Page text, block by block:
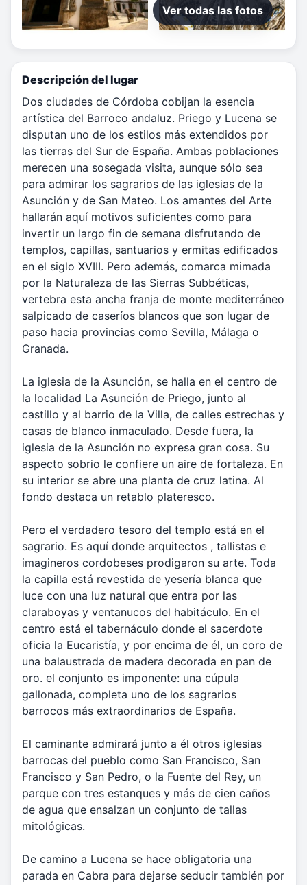
Ver todas las fotos
Descripción del lugar
Dos ciudades de Córdoba cobijan la esencia
artística del Barroco andaluz. Priego y Lucena se
disputan uno de los estilos más extendidos por
las tierras del Sur de España. Ambas poblaciones
merecen una sosegada visita, aunque sólo sea
para admirar los sagrarios de las iglesias de la
Asunción y de San Mateo. Los amantes del Arte
hallarán aquí motivos suficientes como para
invertir un largo fin de semana disfrutando de
templos, capillas, santuarios y ermitas edificados
en el siglo XVIII. Pero además, comarca mimada
por la Naturaleza de las Sierras Subbéticas,
vertebra esta ancha franja de monte mediterráneo
salpicado de caseríos blancos que son lugar de
paso hacia provincias como Sevilla, Málaga o
Granada.
La iglesia de la Asunción, se halla en el centro de
la localidad La Asunción de Priego, junto al
castillo y al barrio de la Villa, de calles estrechas y
casas de blanco inmaculado. Desde fuera, la
iglesia de la Asunción no expresa gran cosa. Su
aspecto sobrio le confiere un aire de fortaleza. En
su interior se abre una planta de cruz latina. Al
fondo destaca un retablo plateresco.
Pero el verdadero tesoro del templo está en el
sagrario. Es aquí donde arquitectos , tallistas e
imagineros cordobeses prodigaron su arte. Toda
la capilla está revestida de yesería blanca que
luce con una luz natural que entra por las
claraboyas y ventanucos del habitáculo. En el
centro está el tabernáculo donde el sacerdote
oficia la Eucaristía, y por encima de él, un coro de
una balaustrada de madera decorada en pan de
oro. el conjunto es imponente: una cúpula
gallonada, completa uno de los sagrarios
barrocos más extraordinarios de España.
El caminante admirará junto a él otros iglesias
barrocas del pueblo como San Francisco, San
Francisco y San Pedro, o la Fuente del Rey, un
parque con tres estanques y más de cien caños
de agua que ensalzan un conjunto de tallas
mitológicas.
De camino a Lucena se hace obligatoria una
parada en Cabra para dejarse seducir también por